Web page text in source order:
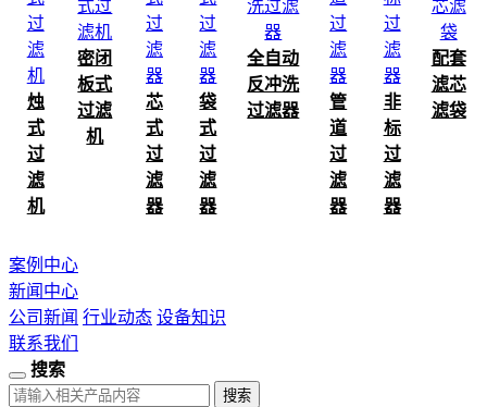
烛
式
过
滤
机
密闭
板式
过滤
机
芯
式
过
滤
器
袋
式
过
滤
器
全自动
反冲洗
过滤器
管
道
过
滤
器
非
标
过
滤
器
配套
滤芯
滤袋
案例中心
新闻中心
公司新闻 行业动态 设备知识
联系我们
搜索